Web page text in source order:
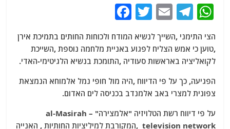
W
at
s
A
p
p
T
e
g
ra
m
E
m
ai
l
T
itt
er
c
e
b
o
o
הצי התימני ,השייך לנשיא המודח ולכוחות החותים בתמיכת אירן
,טוען כי אמש הצליח לפגוע באניית מלחמה נוספת ,השייכת
לקואליציה באראשות סעודיה ,התומכת בנשיא הלגיטימי-האדי.
הפגיעה, כך על פי הדיווח ,היה מול חופי נמל אלמוחא הנמצאת
צפונית למצרי באב אלמנדב בכניסה לים האדום.
על פי דיווח רשת הטלויזיה "אלמצירה" – al-Masirah
television network ,המקורבת למיליציות החותיות , האנייה